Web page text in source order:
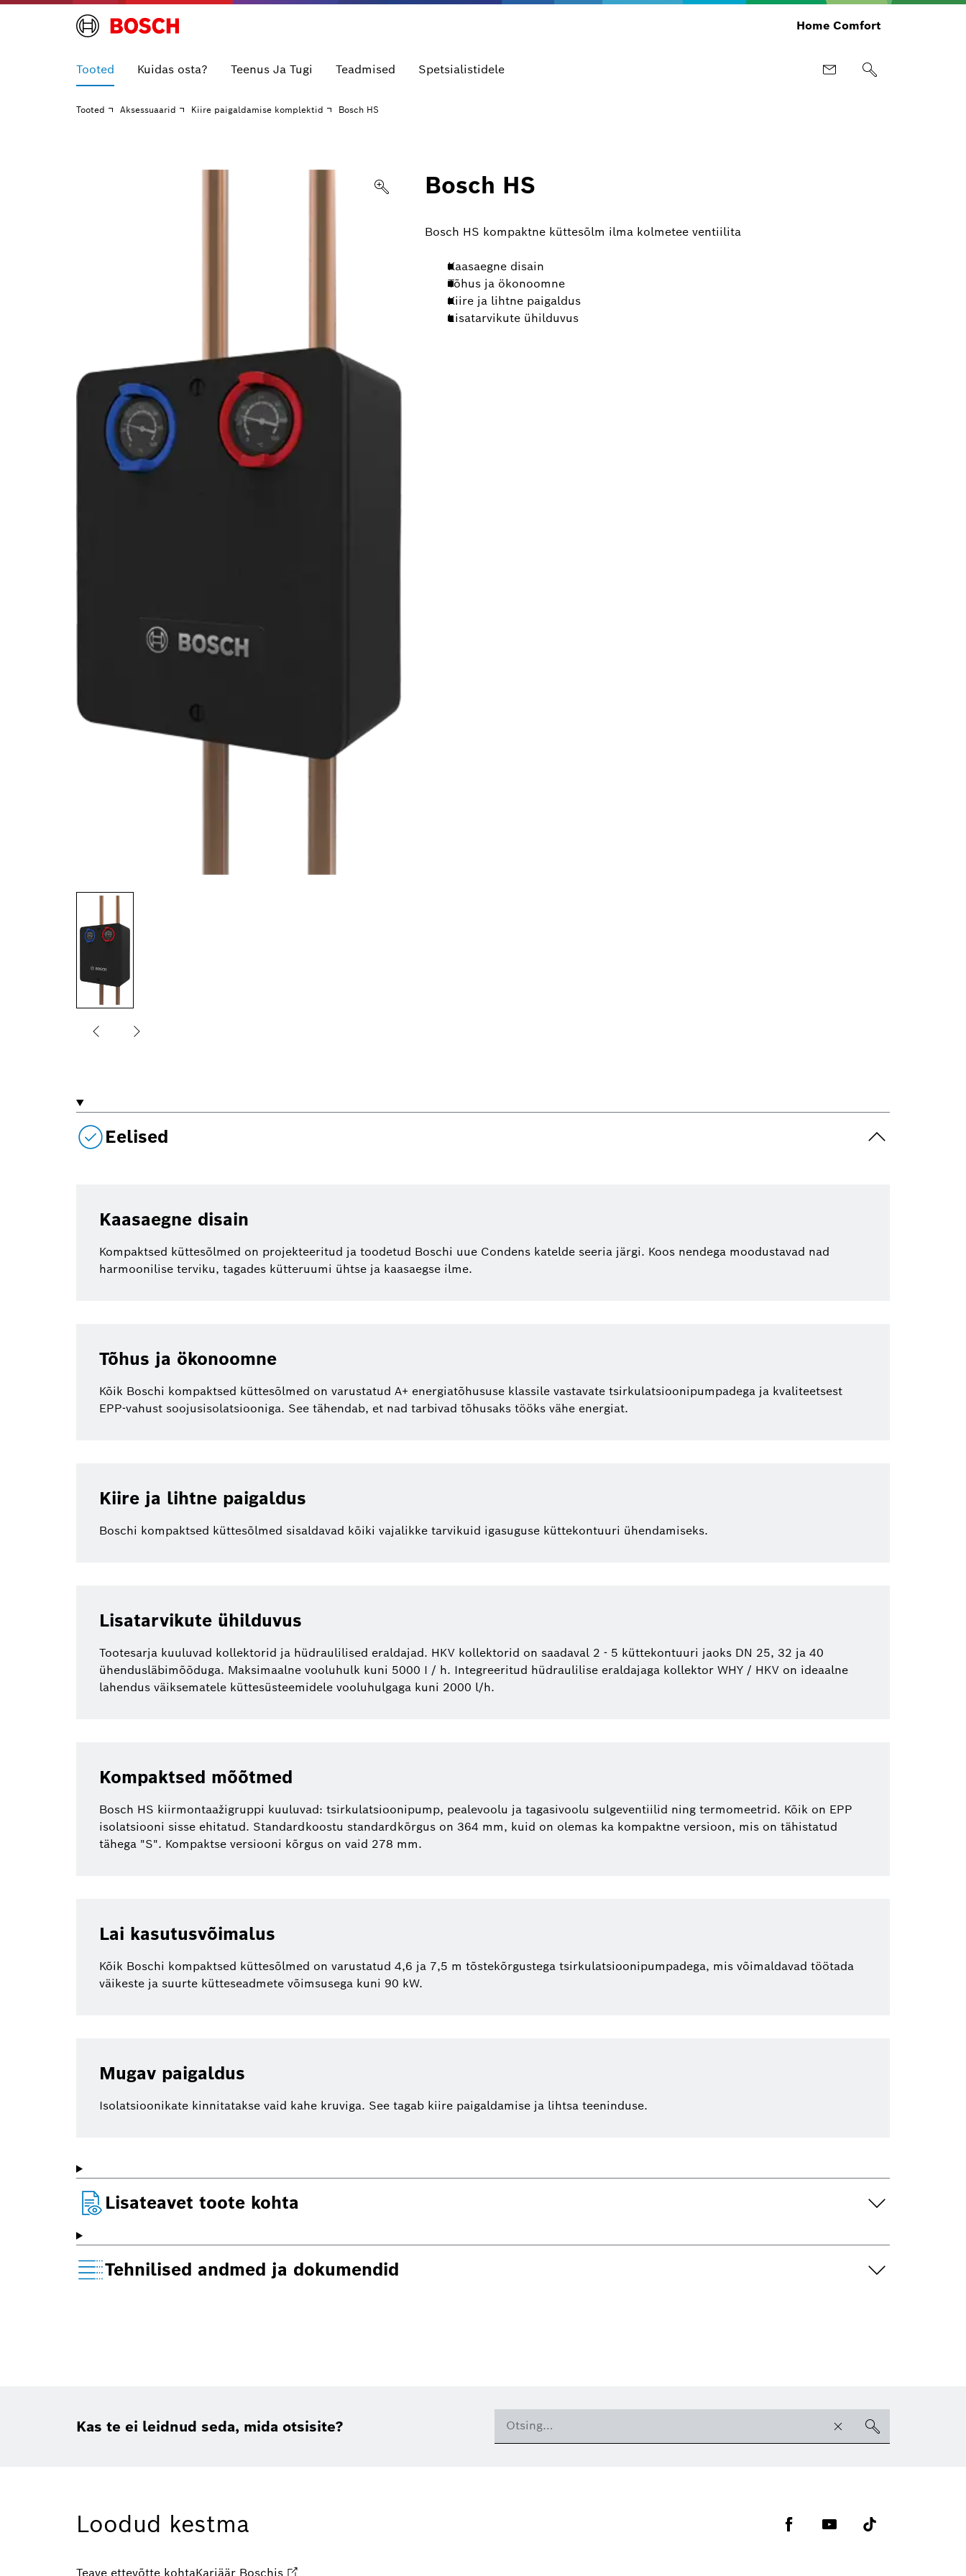
Home Comfort
Tooted Kuidas osta? Teenus Ja Tugi Teadmised Spetsialistidele
Tooted Aksessuaarid Kiire paigaldamise komplektid Bosch HS
Bosch HS
Bosch HS kompaktne küttesõlm ilma kolmetee ventiilita
Kaasaegne disain
Tõhus ja ökonoomne
Kiire ja lihtne paigaldus
Lisatarvikute ühilduvus
Eelised
Kaasaegne disain
Kompaktsed küttesõlmed on projekteeritud ja toodetud Boschi uue Condens katelde seeria järgi. Koos nendega moodustavad nad
harmoonilise terviku, tagades kütteruumi ühtse ja kaasaegse ilme.
Tõhus ja ökonoomne
Kõik Boschi kompaktsed küttesõlmed on varustatud A+ energiatõhususe klassile vastavate tsirkulatsioonipumpadega ja kvaliteetsest
EPP-vahust soojusisolatsiooniga. See tähendab, et nad tarbivad tõhusaks tööks vähe energiat.
Kiire ja lihtne paigaldus
Boschi kompaktsed küttesõlmed sisaldavad kõiki vajalikke tarvikuid igasuguse küttekontuuri ühendamiseks.
Lisatarvikute ühilduvus
Tootesarja kuuluvad kollektorid ja hüdraulilised eraldajad. HKV kollektorid on saadaval 2 - 5 küttekontuuri jaoks DN 25, 32 ja 40
ühendusläbimõõduga. Maksimaalne vooluhulk kuni 5000 I / h. Integreeritud hüdraulilise eraldajaga kollektor WHY / HKV on ideaalne
lahendus väiksematele küttesüsteemidele vooluhulgaga kuni 2000 l/h.
Kompaktsed mõõtmed
Bosch HS kiirmontaažigruppi kuuluvad: tsirkulatsioonipump, pealevoolu ja tagasivoolu sulgeventiilid ning termomeetrid. Kõik on EPP
isolatsiooni sisse ehitatud. Standardkoostu standardkõrgus on 364 mm, kuid on olemas ka kompaktne versioon, mis on tähistatud
tähega "S". Kompaktse versiooni kõrgus on vaid 278 mm.
Lai kasutusvõimalus
Kõik Boschi kompaktsed küttesõlmed on varustatud 4,6 ja 7,5 m tõstekõrgustega tsirkulatsioonipumpadega, mis võimaldavad töötada
väikeste ja suurte kütteseadmete võimsusega kuni 90 kW.
Mugav paigaldus
Isolatsioonikate kinnitatakse vaid kahe kruviga. See tagab kiire paigaldamise ja lihtsa teeninduse.
Lisateavet toote kohta
Tehnilised andmed ja dokumendid
Kas te ei leidnud seda, mida otsisite?
Loodud kestma
Teave ettevõtte kohtaKarjäär Boschis